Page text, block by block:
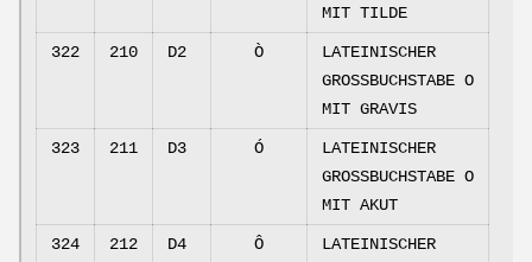
MIT TILDE
322 210 D2 Ò
LATEINISCHER
GROSSBUCHSTABE O
MIT GRAVIS
323 211 D3 Ó
LATEINISCHER
GROSSBUCHSTABE O
MIT AKUT
324 212 D4 Ô
LATEINISCHER